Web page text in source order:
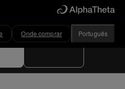
Onde comprar Português
Onde comprar